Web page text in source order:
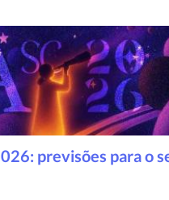
previsões para o